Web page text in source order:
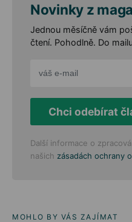
Novinky z
Jednou měsíčně vám
čtení. Pohodlně. Do
Chci odebírat
Další informace o
našich zásadách ochrany
MOHLO BY VÁS ZAJÍMAT